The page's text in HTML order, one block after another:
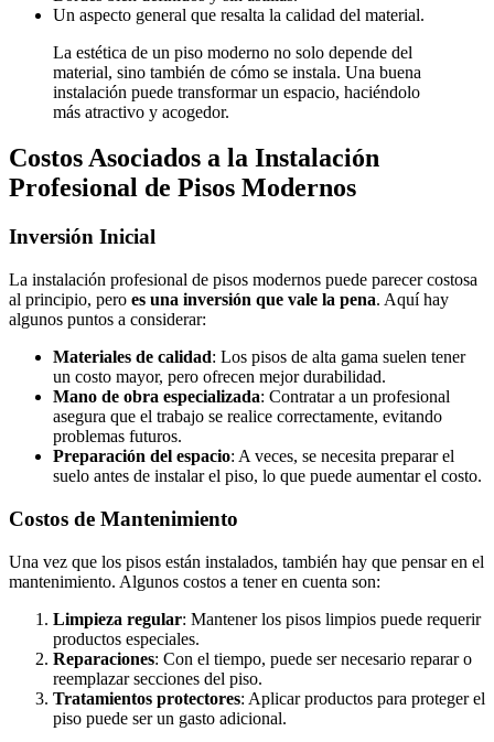
Un aspecto general que resalta la calidad del material.
La estética de un piso moderno no solo depende del
material, sino también de cómo se instala. Una buena
instalación puede transformar un espacio, haciéndolo
más atractivo y acogedor.
Costos Asociados a la Instalación
Profesional de Pisos Modernos
Inversión Inicial
La instalación profesional de pisos modernos puede parecer costosa
al principio, pero es una inversión que vale la pena. Aquí hay
algunos puntos a considerar:
Materiales de calidad: Los pisos de alta gama suelen tener
un costo mayor, pero ofrecen mejor durabilidad.
Mano de obra especializada: Contratar a un profesional
asegura que el trabajo se realice correctamente, evitando
problemas futuros.
Preparación del espacio: A veces, se necesita preparar el
suelo antes de instalar el piso, lo que puede aumentar el costo.
Costos de Mantenimiento
Una vez que los pisos están instalados, también hay que pensar en el
mantenimiento. Algunos costos a tener en cuenta son:
Limpieza regular: Mantener los pisos limpios puede requerir
productos especiales.
Reparaciones: Con el tiempo, puede ser necesario reparar o
reemplazar secciones del piso.
Tratamientos protectores: Aplicar productos para proteger el
piso puede ser un gasto adicional.